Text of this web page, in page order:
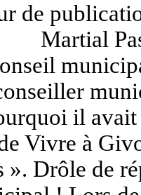
de
Martial
il
Vivre à
». Drôle de